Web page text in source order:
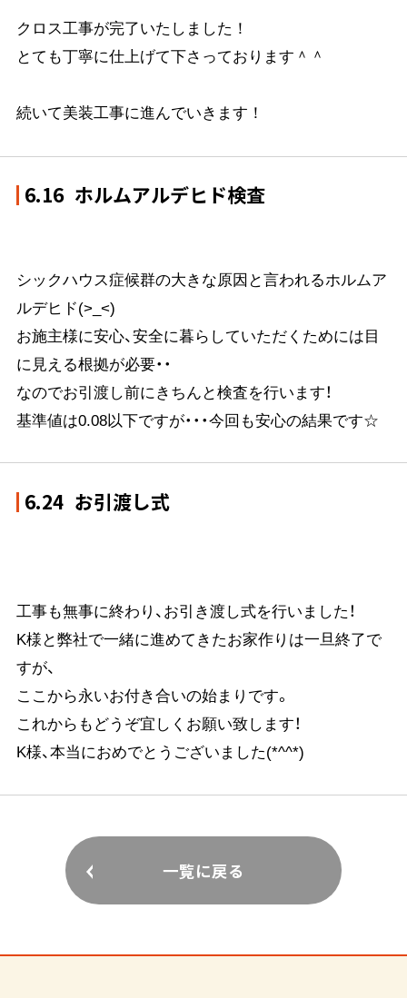
クロス工事が完了いたしました！
とても丁寧に仕上げて下さっております＾＾
続いて美装工事に進んでいきます！
6.16 ホルムアルデヒド検査
シックハウス症候群の大きな原因と言われるホルムア
ルデヒド(>_<)
お施主様に安心、安全に暮らしていただくためには目
に見える根拠が必要・・
なのでお引渡し前にきちんと検査を行います！
基準値は0.08以下ですが・・・今回も安心の結果です☆
6.24 お引渡し式
工事も無事に終わり、お引き渡し式を行いました！
K様と弊社で一緒に進めてきたお家作りは一旦終了で
すが、
ここから永いお付き合いの始まりです。
これからもどうぞ宜しくお願い致します！
K様、本当におめでとうございました(*^^*)
一覧に戻る